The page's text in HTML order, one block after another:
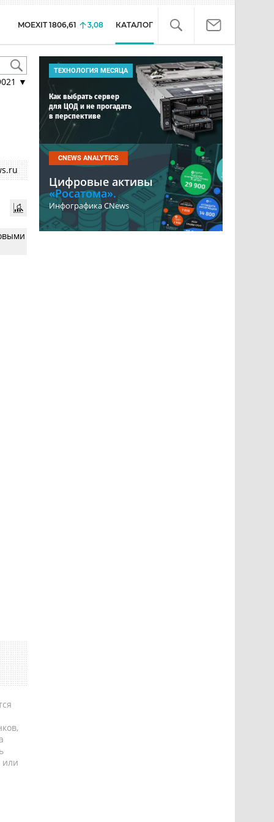
MOEXIT 1806,61 3,08 КАТАЛОГ
▼
или
ТЕХНОЛОГИЯ МЕСЯЦА
Как выбрать сервер
для ЦОД и не прогадать
в перспективе
CNEWS ANALYTICS
Цифровые активы
«Росатома».
Инфографика CNews